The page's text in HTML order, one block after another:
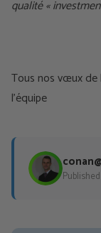
qualité «
Tous nos vœux de
l'équipe